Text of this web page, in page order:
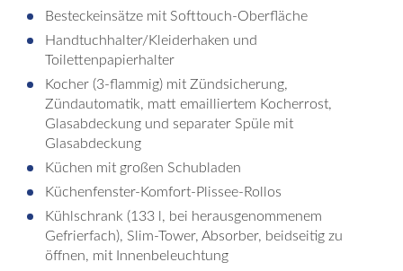
Besteckeinsätze mit Softtouch-Oberfläche
Handtuchhalter/Kleiderhaken und
Toilettenpapierhalter
Kocher (3-flammig) mit Zündsicherung,
Zündautomatik, matt emailliertem Kocherrost,
Glasabdeckung und separater Spüle mit
Glasabdeckung
Küchen mit großen Schubladen
Küchenfenster-Komfort-Plissee-Rollos
Kühlschrank (133 l, bei herausgenommenem
Gefrierfach), Slim-Tower, Absorber, beidseitig zu
öffnen, mit Innenbeleuchtung